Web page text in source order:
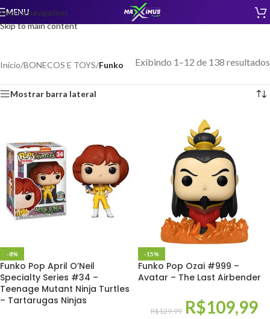
Skip to navigation
Skip to main content
MENU
Início/BONECOS E TOYS/Funko Exibindo 1–12 de 138 resultados
Mostrar barra lateral
-8%
Funko Pop April O’Neil
Specialty Series #34 –
Teenage Mutant Ninja Turtles
– Tartarugas Ninjas
-15%
Funko Pop Ozai #999 –
Avatar – The Last Airbender
R$129,99 R$109,99